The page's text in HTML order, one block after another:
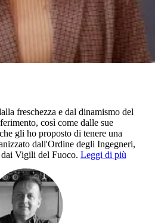
freschezza e dal dinamismo del
così come dalle sue
gli ho proposto di tenere una
dall'Ordine degli Ingegneri,
Vigili del Fuoco. Leggi di più